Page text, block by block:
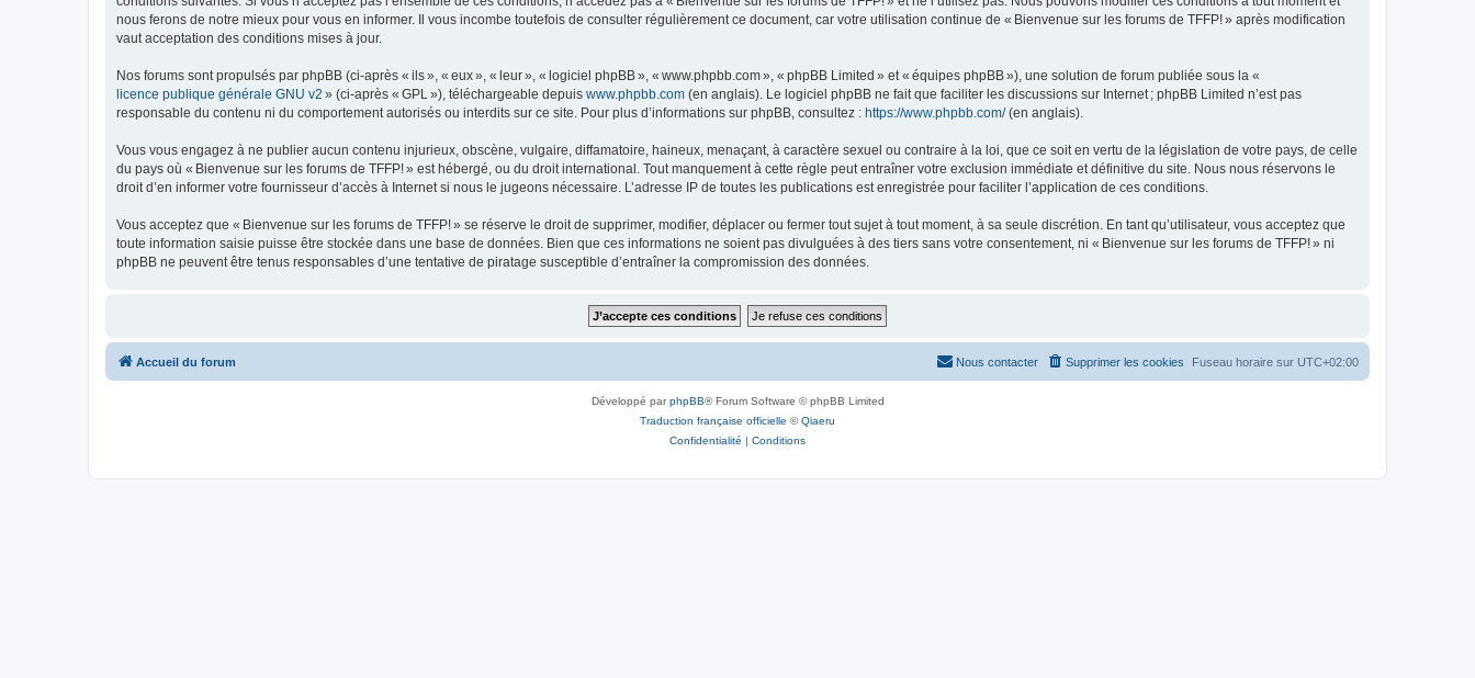
nous ferons de notre mieux pour vous en informer. Il vous incombe toutefois de consulter régulièrement ce document, car votre utilisation continue de « Bienvenue sur les forums de TFFP! » après modification
vaut acceptation des conditions mises à jour.
Nos forums sont propulsés par phpBB (ci-après « ils », « eux », « leur », « logiciel phpBB », « www.phpbb.com », « phpBB Limited » et « équipes phpBB »), une solution de forum publiée sous la «
licence publique générale GNU v2 » (ci-après « GPL »), téléchargeable depuis www.phpbb.com (en anglais). Le logiciel phpBB ne fait que faciliter les discussions sur Internet ; phpBB Limited n’est pas
responsable du contenu ni du comportement autorisés ou interdits sur ce site. Pour plus d’informations sur phpBB, consultez : https://www.phpbb.com/(en anglais).
Vous vous engagez à ne publier aucun contenu injurieux, obscène, vulgaire, diffamatoire, haineux, menaçant, à caractère sexuel ou contraire à la loi, que ce soit en vertu de la législation de votre pays, de celle
du pays où « Bienvenue sur les forums de TFFP! » est hébergé, ou du droit international. Tout manquement à cette règle peut entraîner votre exclusion immédiate et définitive du site. Nous nous réservons le
droit d’en informer votre fournisseur d’accès à Internet si nous le jugeons nécessaire. L’adresse IP de toutes les publications est enregistrée pour faciliter l’application de ces conditions.
Vous acceptez que « Bienvenue sur les forums de TFFP! » se réserve le droit de supprimer, modifier, déplacer ou fermer tout sujet à tout moment, à sa seule discrétion. En tant qu’utilisateur, vous acceptez que
toute information saisie puisse être stockée dans une base de données. Bien que ces informations ne soient pas divulguées à des tiers sans votre consentement, ni « Bienvenue sur les forums de TFFP! » ni
phpBB ne peuvent être tenus responsables d’une tentative de piratage susceptible d’entraîner la compromission des données.
Accueil du forum Fuseau horaire sur UTC+02:00
Supprimer les cookies
Nous contacter
Développé parphpBB® Forum Software © phpBB Limited
Traduction française officielle ©Qiaeru
Confidentialité | Conditions